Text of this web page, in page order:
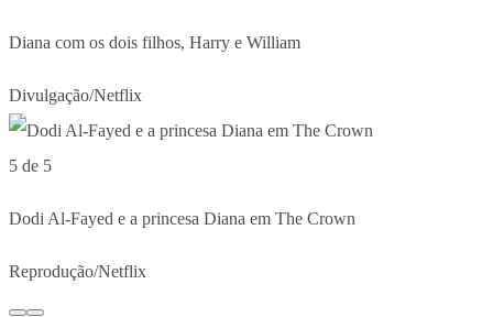
Diana com os dois filhos, Harry e William
Divulgação/Netflix
5 de 5
Dodi Al-Fayed e a princesa Diana em The Crown
Reprodução/Netflix